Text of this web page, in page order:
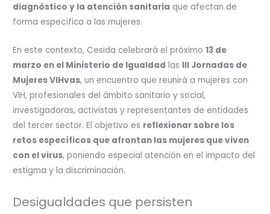
diagnóstico y la atención sanitaria que afectan de
forma específica a las mujeres.
En este contexto, Cesida celebrará el próximo13 de
marzo en el Ministerio de Igualdad las III Jornadas de
Mujeres VIHvas, un encuentro que reunirá a mujeres con
VIH, profesionales del ámbito sanitario y social,
investigadoras, activistas y representantes de entidades
del tercer sector. El objetivo es reflexionar sobre los
retos específicos que afrontan las mujeres que viven
con el virus, poniendo especial atención en el impacto del
estigma y la discriminación.
Desigualdades que persisten